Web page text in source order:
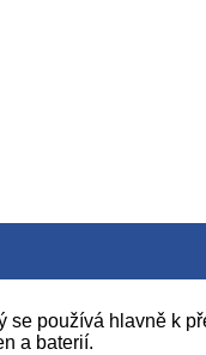
používá hlavně k
a baterií.